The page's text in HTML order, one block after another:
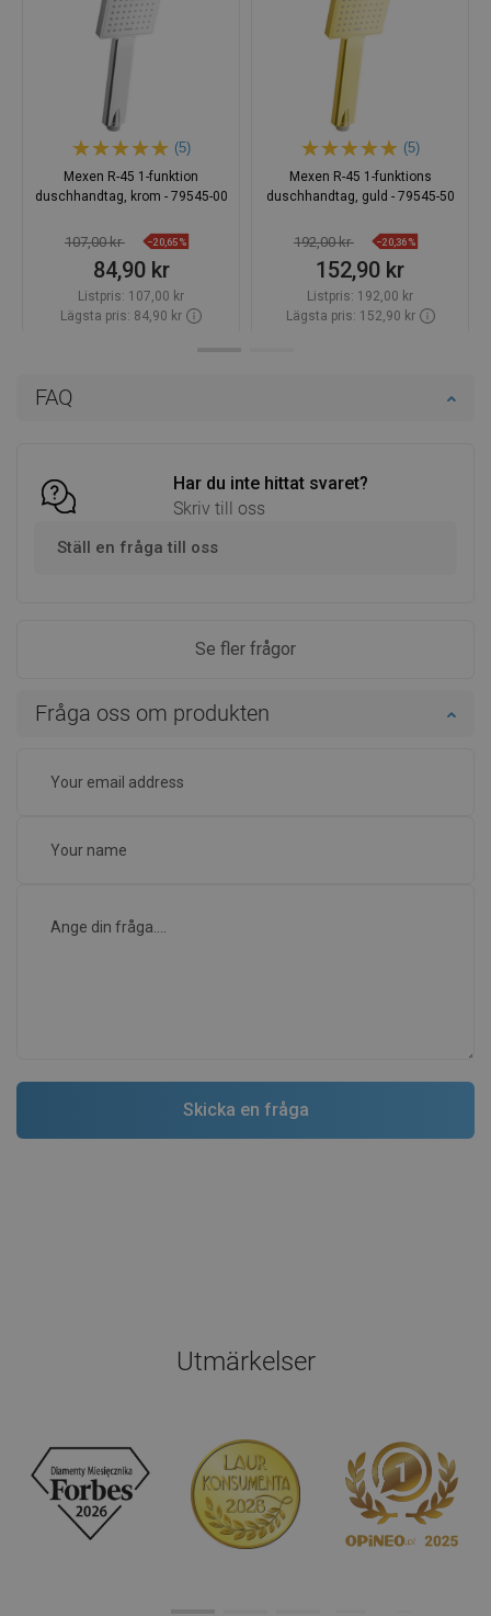
FAQ
Har du inte hittat svaret?
Skriv till oss
Ställ en fråga till oss
Se fler frågor
Fråga oss om produkten
(5)
Mexen R-45 1-funktion
duschhandtag, krom - 79545-00
107,00 kr −20,65%
84,90 kr
Listpris: 107,00 kr
Lägsta pris: 84,90 kr
(5)
Mexen R-45 1-funktions
duschhandtag, guld - 79545-50
192,00 kr −20,36%
152,90 kr
Listpris: 192,00 kr
Lägsta pris: 152,90 kr
Utmärkelser